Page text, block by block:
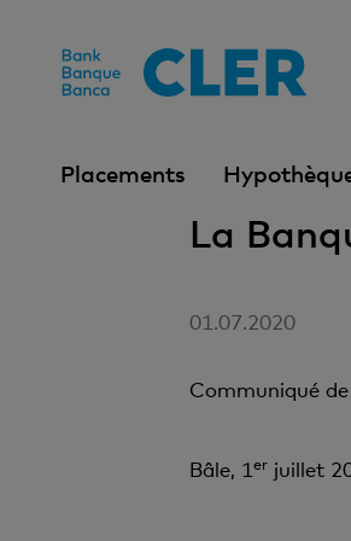
Placements
La
01.07.2020
Communiqué de
Bâle, 1erjuillet